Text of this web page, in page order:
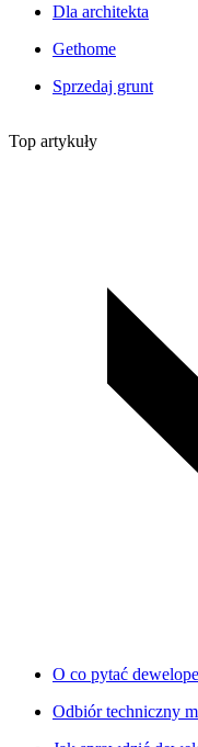
Dla architekta
Gethome
Sprzedaj grunt
Top artykuły
O co pytać
Odbiór techniczny